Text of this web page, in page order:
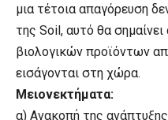
μια τέτοια απαγόρευση
της Soil, αυτό θα
βιολογικών προϊόντων
εισάγονται στη χώρα.
Μειονεκτήματα:
α) Ανακοπή της